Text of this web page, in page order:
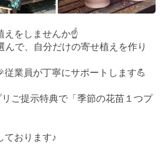
えをしませんか☝️
んで、自分だけの寄せ植えを作り
従業員が丁寧にサポートします💪
リご提示特典で「季節の花苗１つプ
ております♪